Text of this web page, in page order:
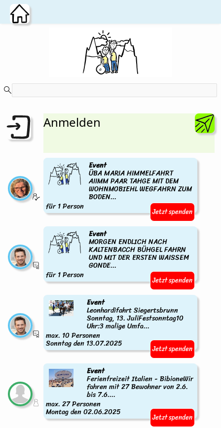
Zum Hauptinhalt wechseln
Anmelden
Event
ÜBA MARIA HIMMELFAHRT
AIIMM PAAR TAHGE MIT DEM
WOHNMOBIEHL WEGFAHRN ZUM
BODEN...
für 1 Person Jetzt spenden
Event
MORGEN ENDLICH NACH
KALTENBACCH BÜHGEL FAHRN
UND MIT DER ERSTEN WAISSEM
GONDE...
für 1 Person Jetzt spenden
Event
Leonhardifahrt Siegertsbrunn
Sonntag, 13. JuliFestsonntag10
Uhr:3 malige Umfa...
max. 10 Personen
Sonntag den 13.07.2025 Jetzt spenden
Event
Ferienfreizeit Italien - BibioneWir
fahren mit 27 Bewohner von 2.6.
bis 7.6....
max. 27 Personen
Montag den 02.06.2025 Jetzt spenden